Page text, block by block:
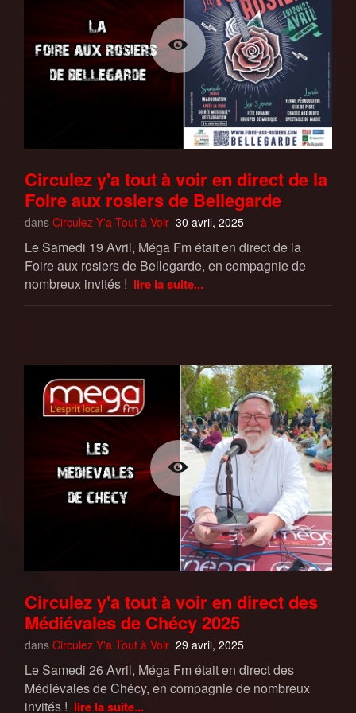
Circulez y'a tout à voir en direct de la
Foire aux rosiers de Bellegarde
dans Circulez Y'a Tout à Voir 30 avril, 2025
Le Samedi 19 Avril, Méga Fm était en direct de la
Foire aux rosiers de Bellegarde, en compagnie de
nombreux invités ! lire la suite...
Circulez y'a tout à voir en direct des
Médiévales de Chécy 2025
dans Circulez Y'a Tout à Voir 29 avril, 2025
Le Samedi 26 Avril, Méga Fm était en direct des
Médiévales de Chécy, en compagnie de nombreux
invités ! lire la suite...